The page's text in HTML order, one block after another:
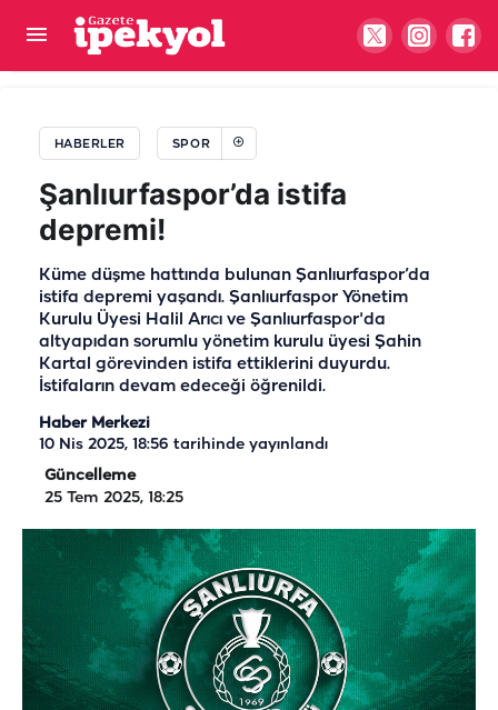
HABERLER SPOR
Şanlıurfaspor’da istifa
depremi!
Küme düşme hattında bulunan Şanlıurfaspor’da
istifa depremi yaşandı. Şanlıurfaspor Yönetim
Kurulu Üyesi Halil Arıcı ve Şanlıurfaspor'da
altyapıdan sorumlu yönetim kurulu üyesi Şahin
Kartal görevinden istifa ettiklerini duyurdu.
İstifaların devam edeceği öğrenildi.
Haber Merkezi
10 Nis 2025, 18:56 tarihinde yayınlandı
Güncelleme
25 Tem 2025, 18:25
Şanlıurfaspor’da taraftarın beklediği haber geldi!